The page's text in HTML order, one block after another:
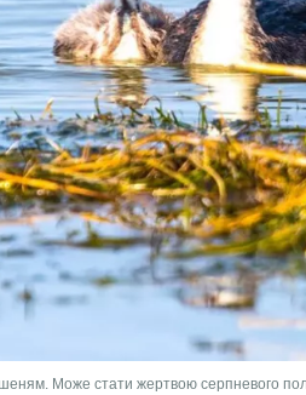
Може стати жертвою серпневого